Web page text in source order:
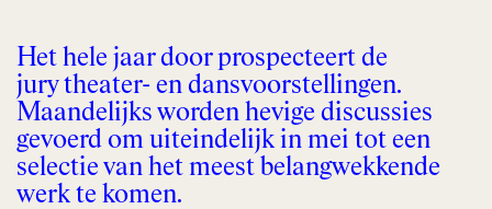
Het hele jaar door prospecteert de
jury theater- en dansvoorstellingen.
Maandelijks worden hevige discussies
gevoerd om uiteindelijk in mei tot een
selectie van het meest belangwekkende
werk te komen.